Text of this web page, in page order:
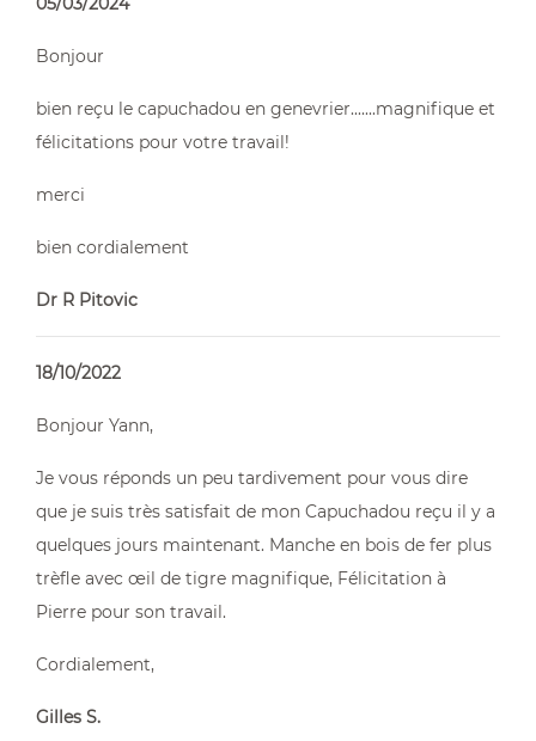
Bonjour
bien reçu le capuchadou en genevrier.......magnifique et
félicitations pour votre travail!
merci
bien cordialement
Dr R Pitovic
18/10/2022
Bonjour Yann,
Je vous réponds un peu tardivement pour vous dire
que je suis très satisfait de mon Capuchadou reçu il y a
quelques jours maintenant. Manche en bois de fer plus
trèfle avec œil de tigre magnifique, Félicitation à
Pierre pour son travail.
Cordialement,
Gilles S.